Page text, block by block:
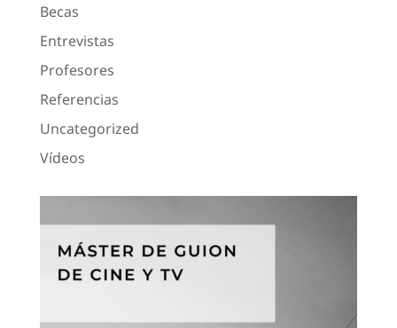
Becas
Entrevistas
Profesores
Referencias
Uncategorized
Vídeos